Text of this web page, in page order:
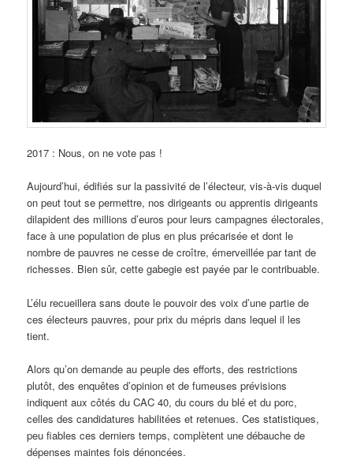
2017 : Nous, on ne vote pas !
Aujourd’hui, édifiés sur la passivité de l’électeur, vis-à-vis duquel
on peut tout se permettre, nos dirigeants ou apprentis dirigeants
dilapident des millions d’euros pour leurs campagnes électorales,
face à une population de plus en plus précarisée et dont le
nombre de pauvres ne cesse de croître, émerveillée par tant de
richesses. Bien sûr, cette gabegie est payée par le contribuable.
L’élu recueillera sans doute le pouvoir des voix d’une partie de
ces électeurs pauvres, pour prix du mépris dans lequel il les
tient.
Alors qu’on demande au peuple des efforts, des restrictions
plutôt, des enquêtes d’opinion et de fumeuses prévisions
indiquent aux côtés du CAC 40, du cours du blé et du porc,
celles des candidatures habilitées et retenues. Ces statistiques,
peu fiables ces derniers temps, complètent une débauche de
dépenses maintes fois dénoncées.